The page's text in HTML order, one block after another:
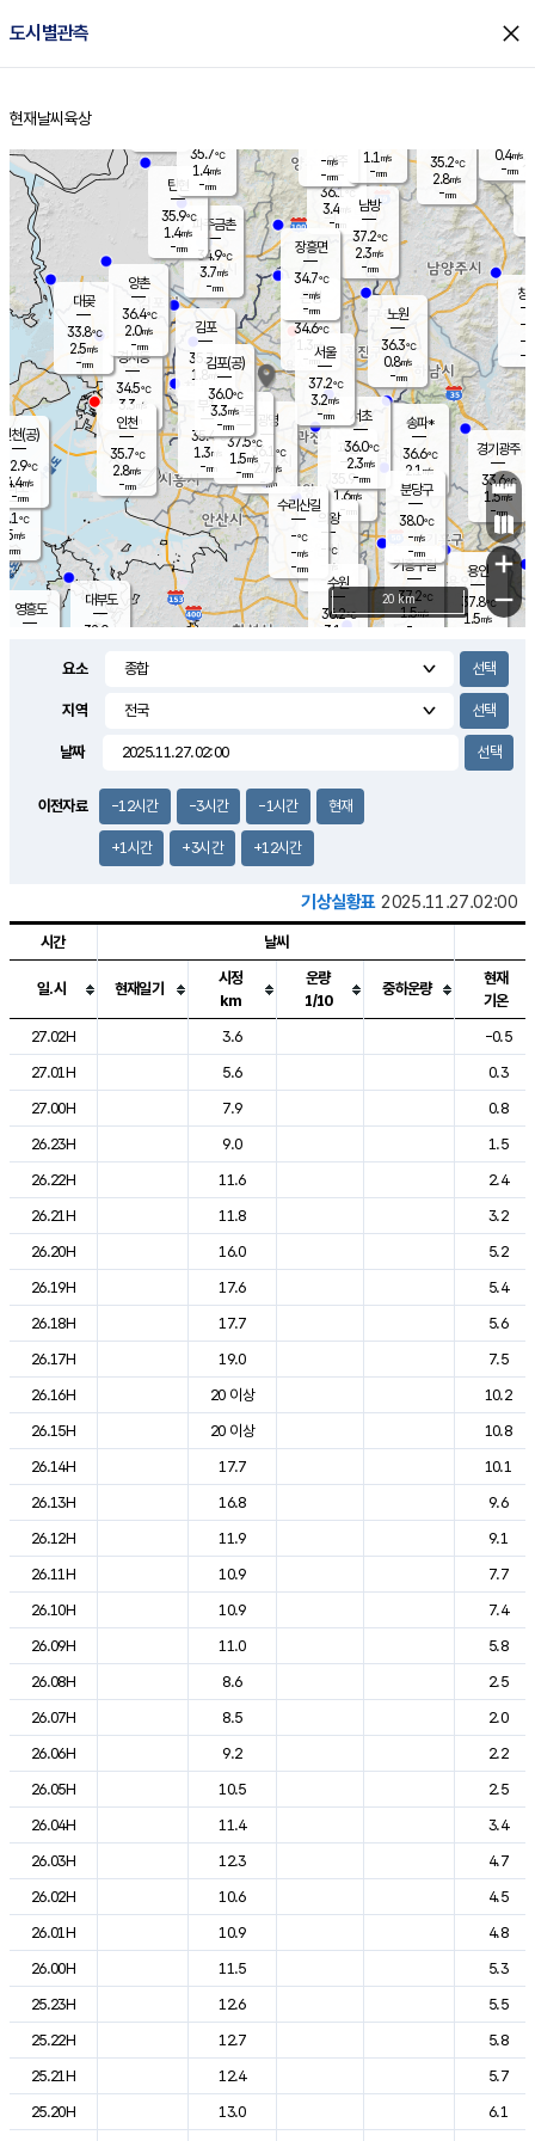
도시별관측 close
홈
현재날씨 육상
의도
℃
m/s
mm
영흥도
양주
36.1℃
3.4
-mm
과천
35.9℃
1.6m/s
- mm
용인
37.8℃
1.5m/s
경기광주
33.6℃
1.5m/s
-mm
3.0m/s
대부도
32.0
경서동
34.5℃
3.3 m/s
-mm
파주금촌
34.9℃
3.7m/s
-mm
35.2℃
2.8m/s
-mm
대곶
33.8℃
2.5m/s
-mm
창
-
-m/
-
탄현
35.9℃
1.4m/s
-mm
0.4m/s
-mm
의왕
- ℃
m/s
mm
김포
35.7℃
1.8 m/s
mm
광명
36.1
℃
2.7 m/s
-mm
부천
35.4℃
1.3m/s
-mm
양촌
36.4℃
2.0m/s
-mm
구로
37.5℃
1.5m/s
-mm
은평
34.6℃
1.3 m/s
- mm
노원
36.3℃
0.8m/s
-mm
송파*
36.6℃
2.1 m/s
-mm
서초
36.0℃
2.3m/s
-mm
남방
37.2℃
2.3m/s
-mm
기흥구갈
37.2℃
1.5m/s
-
수리산길
-℃
-m/s
-mm
분당구
38.0℃
-m/s
-mm
장흥면
34.7℃
-m/s
-mm
-m/s
-mm
인천(공)
32.9℃
4.4m/s
-mm
김포(공)
36.0℃
3.3m/s
-mm
수원
36.2℃
3.1 m/s
인천
35.7℃
2.8m/s
-mm
서울
37.2℃
3.2m/s
-mm
35.7℃
1.4m/s
-mm
1.1 m/s
-mm
+
−
20 km
요소
지역
날짜
이전자료 -12시간 -3시간 -1시간 현재
+1시간 +3시간 +12시간
기상실황표 2025.11.27.02:00
도시별 기상실황표로 지점, 날씨, 기온, 강수, 바람, 기압등을 안내한 표입
시간 날씨
일.시 현재일기
시정
km
운량
1/10
중하운량
현재
기온
27.02H
3.6
-0.5
27.01H
5.6
0.3
27.00H
7.9
0.8
26.23H
9.0
1.5
26.22H
11.6
2.4
26.21H
11.8
3.2
26.20H
16.0
5.2
26.19H
17.6
5.4
26.18H
17.7
5.6
26.17H
19.0
7.5
26.16H
20 이상
10.2
26.15H
20 이상
10.8
26.14H
17.7
10.1
26.13H
16.8
9.6
26.12H
11.9
9.1
26.11H
10.9
7.7
26.10H
10.9
7.4
26.09H
11.0
5.8
26.08H
8.6
2.5
26.07H
8.5
2.0
26.06H
9.2
2.2
26.05H
10.5
2.5
26.04H
11.4
3.4
26.03H
12.3
4.7
26.02H
10.6
4.5
26.01H
10.9
4.8
26.00H
11.5
5.3
25.23H
12.6
5.5
25.22H
12.7
5.8
25.21H
12.4
5.7
25.20H
13.0
6.1